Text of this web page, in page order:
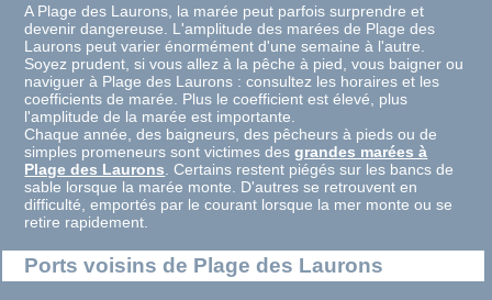
A Plage des Laurons, la marée peut parfois surprendre et
devenir dangereuse. L'amplitude des marées de Plage des
Laurons peut varier énormément d'une semaine à l'autre.
Soyez prudent, si vous allez à la pêche à pied, vous baigner ou
naviguer à Plage des Laurons : consultez les horaires et les
coefficients de marée. Plus le coefficient est élevé, plus
l'amplitude de la marée est importante.
Chaque année, des baigneurs, des pêcheurs à pieds ou de
simples promeneurs sont victimes desgrandes marées à
Plage des Laurons . Certains restent piégés sur les bancs de
sable lorsque la marée monte. D'autres se retrouvent en
difficulté, emportés par le courant lorsque la mer monte ou se
retire rapidement.
Ports voisins de Plage des Laurons